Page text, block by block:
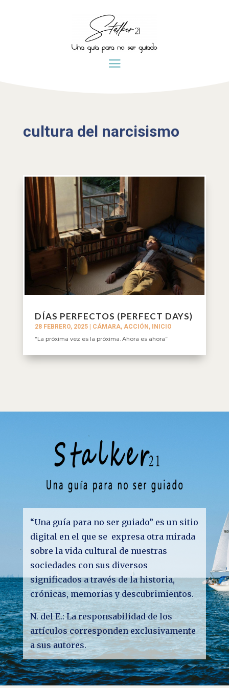
cultura del narcisismo
DÍAS PERFECTOS (PERFECT DAYS)
28 FEBRERO, 2025| CÁMARA, ACCIÓN, INICIO
“La próxima vez es la próxima. Ahora es ahora”
“Una guía para no ser guiado” es un sitio
digital en el que se expresa otra mirada
sobre la vida cultural de nuestras
sociedades con sus diversos
significados a través de la historia,
crónicas, memorias y descubrimientos.
N. del E.: La responsabilidad de los
artículos corresponden exclusivamente
a sus autores.